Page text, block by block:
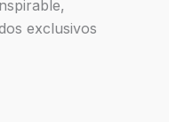
exclusivos